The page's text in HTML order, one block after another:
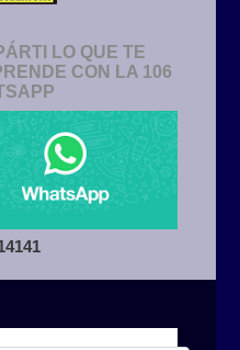
LO QUE TE
CON LA 106